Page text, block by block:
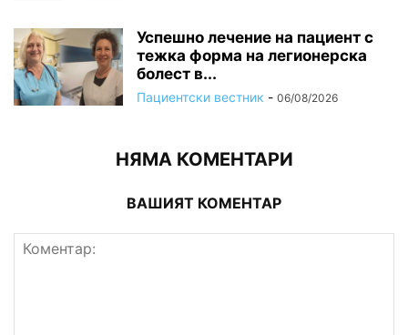
Успешно лечение на пациент с
тежка форма на легионерска
болест в...
Пациентски вестник - 06/08/2026
НЯМА КОМЕНТАРИ
ВАШИЯТ КОМЕНТАР